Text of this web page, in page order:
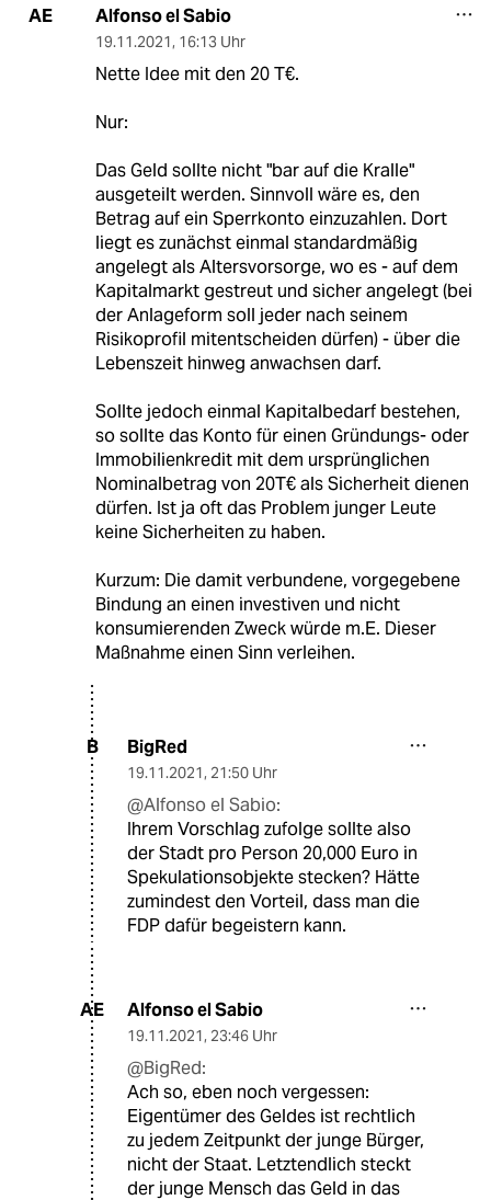
AE Alfonso el Sabio
19.11.2021, 16:13 Uhr
Nette Idee mit den 20 T€.
Nur:
Das Geld sollte nicht "bar auf die Kralle"
ausgeteilt werden. Sinnvoll wäre es, den
Betrag auf ein Sperrkonto einzuzahlen. Dort
liegt es zunächst einmal standardmäßig
angelegt als Altersvorsorge, wo es - auf dem
Kapitalmarkt gestreut und sicher angelegt (bei
der Anlageform soll jeder nach seinem
Risikoprofil mitentscheiden dürfen) - über die
Lebenszeit hinweg anwachsen darf.
Sollte jedoch einmal Kapitalbedarf bestehen,
so sollte das Konto für einen Gründungs- oder
Immobilienkredit mit dem ursprünglichen
Nominalbetrag von 20T€ als Sicherheit dienen
dürfen. Ist ja oft das Problem junger Leute
keine Sicherheiten zu haben.
Kurzum: Die damit verbundene, vorgegebene
Bindung an einen investiven und nicht
konsumierenden Zweck würde m.E. Dieser
Maßnahme einen Sinn verleihen.
B BigRed
19.11.2021, 21:50 Uhr
@Alfonso el Sabio:
Ihrem Vorschlag zufolge sollte also
der Stadt pro Person 20,000 Euro in
Spekulationsobjekte stecken? Hätte
zumindest den Vorteil, dass man die
FDP dafür begeistern kann.
AE Alfonso el Sabio
19.11.2021, 23:46 Uhr
@BigRed:
Ach so, eben noch vergessen:
Eigentümer des Geldes ist rechtlich
zu jedem Zeitpunkt der junge Bürger,
nicht der Staat. Letztendlich steckt
der junge Mensch das Geld in das